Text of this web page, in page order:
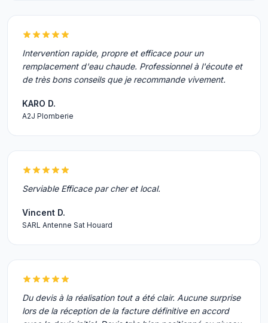
Intervention rapide, propre et efficace pour un
remplacement d'eau chaude. Professionnel à l'écoute et
de très bons conseils que je recommande vivement.
KARO D.
A2J Plomberie
Serviable Efficace par cher et local.
Vincent D.
SARL Antenne Sat Houard
Du devis à la réalisation tout a été clair. Aucune surprise
lors de la réception de la facture définitive en accord